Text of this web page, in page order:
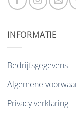
INFORMATIE
Bedrijfsgegevens
Algemene
Privacy verklaring